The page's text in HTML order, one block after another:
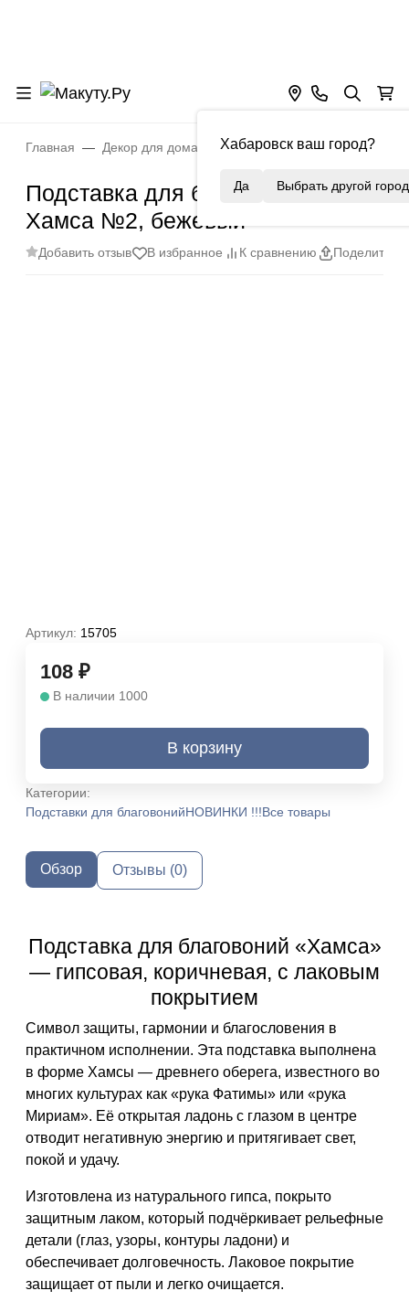
Хабаровск ваш город?
Да Выбрать другой город
Главная Декор для дома Подставки для благовоний
Подставка для благовоний
Хамса №2, бежевый
Добавить отзыв В избранное К сравнению Поделиться
Артикул: 15705
108 ₽
В наличии 1000
В корзину
Категории:
Подставки для благовонийНОВИНКИ !!!Все товары
Обзор Отзывы (0)
Подставка для благовоний «Хамса»
— гипсовая, коричневая, с лаковым
покрытием
Символ защиты, гармонии и благословения в
практичном исполнении. Эта подставка выполнена
в форме Хамсы — древнего оберега, известного во
многих культурах как «рука Фатимы» или «рука
Мириам». Её открытая ладонь с глазом в центре
отводит негативную энергию и притягивает свет,
покой и удачу.
Изготовлена из натурального гипса, покрыто
защитным лаком, который подчёркивает рельефные
детали (глаз, узоры, контуры ладони) и
обеспечивает долговечность. Лаковое покрытие
защищает от пыли и легко очищается.